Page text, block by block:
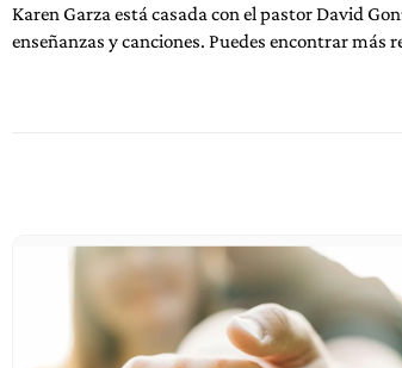
Karen Garza está casada con el pastor David
enseñanzas y canciones. Puedes encontrar